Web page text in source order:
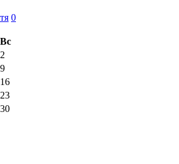
0
Вс
2
9
16
23
30